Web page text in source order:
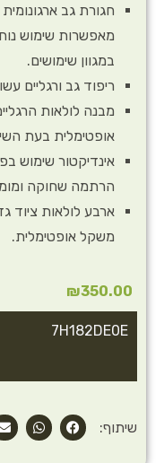
7H182DE0E
חגורת גב
מאפשרות שימוש
במגוון שימושים.
ריפוד גב ורגליים
מבנה לולאות
אופטימלית בעת
אינדיקטור שימוש
הרתמה שחוקה
ארבע לולאות ציוד
משקל אופטימלית.
₪350.00
שיתוף: